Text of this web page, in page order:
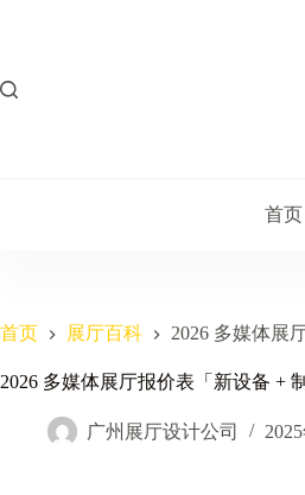
容
首页
首页 展厅百科 2026 多媒体展
2026 多媒体展厅报价表「新设备 +
广州展厅设计公司